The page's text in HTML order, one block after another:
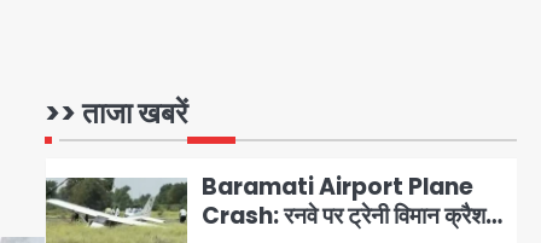
>> ताजा खबरें
2
पुणे में प्रशिक्षण विमान हादसे का
शिकार, कोई हताहत नहीं